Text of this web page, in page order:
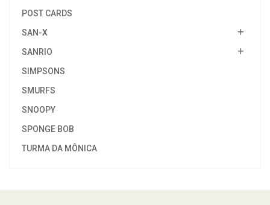
POST CARDS
SAN-X
SANRIO
SIMPSONS
SMURFS
SNOOPY
SPONGE BOB
TURMA DA MÔNICA